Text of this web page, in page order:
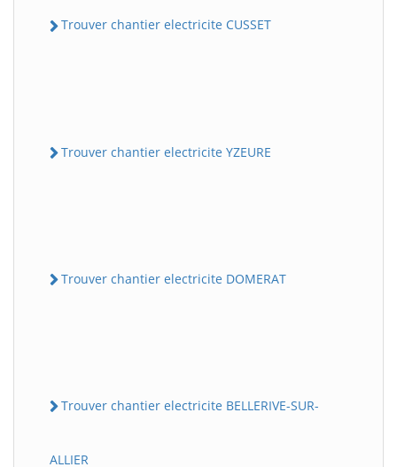
Trouver chantier electricite CUSSET
Trouver chantier electricite YZEURE
Trouver chantier electricite DOMERAT
Trouver chantier electricite BELLERIVE-SUR-
ALLIER